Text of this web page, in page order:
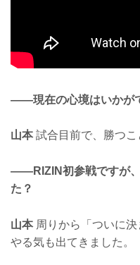
——現在の心境はいかが
山本試合目前で、勝つこ
——RIZIN初参戦ですが
た？
山本周りから「ついに決
やる気も出てきました。